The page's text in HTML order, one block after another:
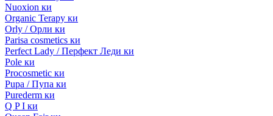
Nuoxion ки
Organic Terapy ки
Orly / Орли ки
Parisa cosmetics ки
Perfect Lady / Перфект Леди ки
Pole ки
Procosmetic ки
Pupa / Пупа ки
Purederm ки
Q P I ки